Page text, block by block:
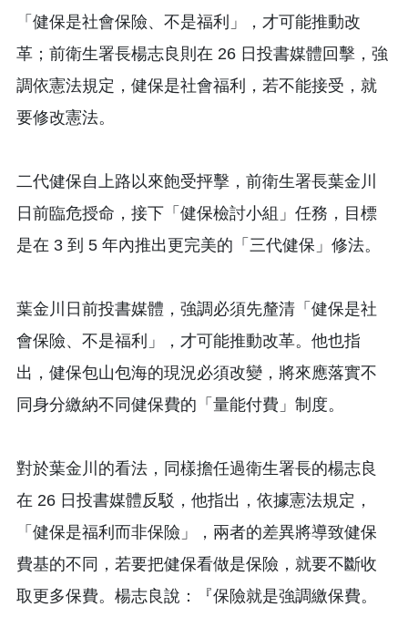
「健保是社會保險、不是福利」，才可能推動改
革；前衛生署長楊志良則在 26 日投書媒體回擊，強
調依憲法規定，健保是社會福利，若不能接受，就
要修改憲法。
二代健保自上路以來飽受抨擊，前衛生署長葉金川
日前臨危授命，接下「健保檢討小組」任務，目標
是在 3 到 5 年內推出更完美的「三代健保」修法。
葉金川日前投書媒體，強調必須先釐清「健保是社
會保險、不是福利」，才可能推動改革。他也指
出，健保包山包海的現況必須改變，將來應落實不
同身分繳納不同健保費的「量能付費」制度。
對於葉金川的看法，同樣擔任過衛生署長的楊志良
在 26 日投書媒體反駁，他指出，依據憲法規定，
「健保是福利而非保險」，兩者的差異將導致健保
費基的不同，若要把健保看做是保險，就要不斷收
取更多保費。楊志良說：『保險就是強調繳保費。